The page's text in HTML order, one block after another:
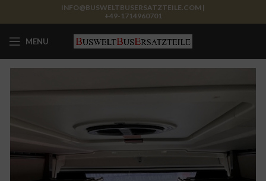
INFO@BUSWELTBUSERSATZTEILE.COM |
+49-1714960701
MENU